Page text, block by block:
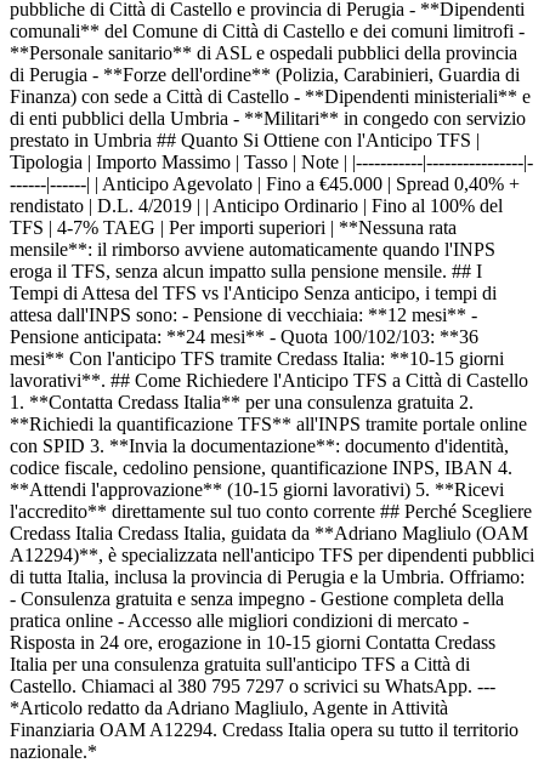
pubbliche di Città di Castello e provincia di Perugia - **Dipendenti
comunali** del Comune di Città di Castello e dei comuni limitrofi -
**Personale sanitario** di ASL e ospedali pubblici della provincia
di Perugia - **Forze dell'ordine** (Polizia, Carabinieri, Guardia di
Finanza) con sede a Città di Castello - **Dipendenti ministeriali** e
di enti pubblici della Umbria - **Militari** in congedo con servizio
prestato in Umbria ## Quanto Si Ottiene con l'Anticipo TFS |
Tipologia | Importo Massimo | Tasso | Note | |-----------|----------------|-
------|------| | Anticipo Agevolato | Fino a €45.000 | Spread 0,40% +
rendistato | D.L. 4/2019 | | Anticipo Ordinario | Fino al 100% del
TFS | 4-7% TAEG | Per importi superiori | **Nessuna rata
mensile**: il rimborso avviene automaticamente quando l'INPS
eroga il TFS, senza alcun impatto sulla pensione mensile. ## I
Tempi di Attesa del TFS vs l'Anticipo Senza anticipo, i tempi di
attesa dall'INPS sono: - Pensione di vecchiaia: **12 mesi** -
Pensione anticipata: **24 mesi** - Quota 100/102/103: **36
mesi** Con l'anticipo TFS tramite Credass Italia: **10-15 giorni
lavorativi**. ## Come Richiedere l'Anticipo TFS a Città di Castello
1. **Contatta Credass Italia** per una consulenza gratuita 2.
**Richiedi la quantificazione TFS** all'INPS tramite portale online
con SPID 3. **Invia la documentazione**: documento d'identità,
codice fiscale, cedolino pensione, quantificazione INPS, IBAN 4.
**Attendi l'approvazione** (10-15 giorni lavorativi) 5. **Ricevi
l'accredito** direttamente sul tuo conto corrente ## Perché Scegliere
Credass Italia Credass Italia, guidata da **Adriano Magliulo (OAM
A12294)**, è specializzata nell'anticipo TFS per dipendenti pubblici
di tutta Italia, inclusa la provincia di Perugia e la Umbria. Offriamo:
- Consulenza gratuita e senza impegno - Gestione completa della
pratica online - Accesso alle migliori condizioni di mercato -
Risposta in 24 ore, erogazione in 10-15 giorni Contatta Credass
Italia per una consulenza gratuita sull'anticipo TFS a Città di
Castello. Chiamaci al 380 795 7297 o scrivici su WhatsApp. ---
*Articolo redatto da Adriano Magliulo, Agente in Attività
Finanziaria OAM A12294. Credass Italia opera su tutto il territorio
nazionale.*